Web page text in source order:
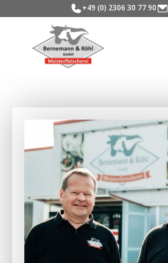
+49 (0) 2306 30 77 90